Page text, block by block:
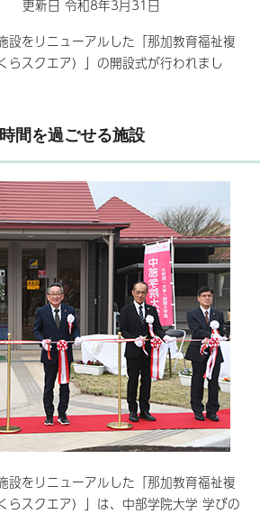
更新日 令和8年3月31日
設をリニューアルした「那加教育福祉複
らスクエア）」の開設式が行われまし
間を過ごせる施設
設をリニューアルした「那加教育福祉複
らスクエア）」は、中部学院大学 学びの